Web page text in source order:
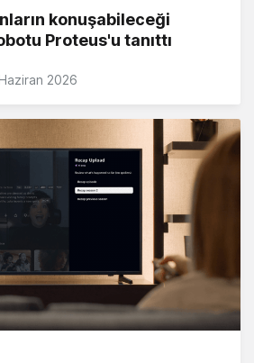
konuşabileceği
Proteus'u tanıttı
2026